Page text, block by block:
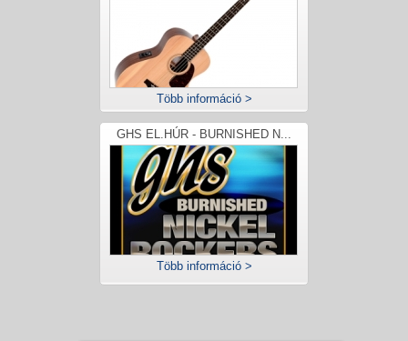
Több információ >
GHS EL.HÚR - BURNISHED N...
Több információ >